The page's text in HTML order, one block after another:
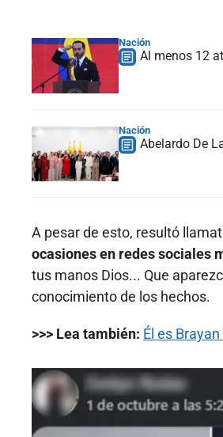
Nación
Al menos 12
Nación
Abelardo De
A pesar de esto, resultó
ocasiones en redes sociales
tus manos Dios... Que
conocimiento de los hechos.
>>> Lea también: Él es